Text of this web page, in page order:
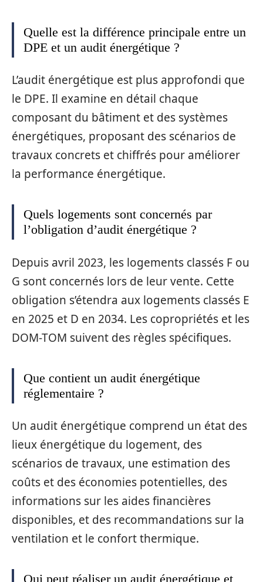
Quelle est la différence principale entre un
DPE et un audit énergétique ?
L’audit énergétique est plus approfondi que
le DPE. Il examine en détail chaque
composant du bâtiment et des systèmes
énergétiques, proposant des scénarios de
travaux concrets et chiffrés pour améliorer
la performance énergétique.
Quels logements sont concernés par
l’obligation d’audit énergétique ?
Depuis avril 2023, les logements classés F ou
G sont concernés lors de leur vente. Cette
obligation s’étendra aux logements classés E
en 2025 et D en 2034. Les copropriétés et les
DOM-TOM suivent des règles spécifiques.
Que contient un audit énergétique
réglementaire ?
Un audit énergétique comprend un état des
lieux énergétique du logement, des
scénarios de travaux, une estimation des
coûts et des économies potentielles, des
informations sur les aides financières
disponibles, et des recommandations sur la
ventilation et le confort thermique.
Qui peut réaliser un audit énergétique et